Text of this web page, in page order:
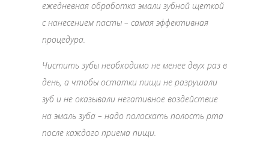
ежедневная обработка эмали зубной щеткой
с нанесением пасты – самая эффективная
процедура.
Чистить зубы необходимо не менее двух раз в
день, а чтобы остатки пищи не разрушали
зуб и не оказывали негативное воздействие
на эмаль зуба – надо полоскать полость рта
после каждого приема пищи.